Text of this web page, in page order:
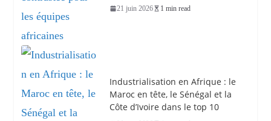
21 juin 2026 1 min read
Industrialisation en Afrique : le
Maroc en tête, le Sénégal et la
Côte d’Ivoire dans le top 10